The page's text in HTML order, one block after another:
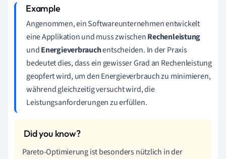
Angenommen, ein Softwareunternehmen entwickelt
eine Applikation und muss zwischenRechenleistung
undEnergieverbrauchentscheiden. In der Praxis
bedeutet dies, dass ein gewisser Grad an Rechenleistung
geopfert wird, um den Energieverbrauch zu minimieren,
während gleichzeitig versucht wird, die
Leistungsanforderungen zu erfüllen.
Pareto-Optimierung ist besonders nützlich in der